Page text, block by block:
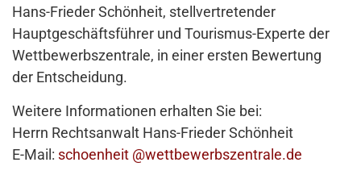
Hans-Frieder Schönheit, stellvertretender
Hauptgeschäftsführer und Tourismus-Experte der
Wettbewerbszentrale, in einer ersten Bewertung
der Entscheidung.
Weitere Informationen erhalten Sie bei:
Herrn Rechtsanwalt Hans-Frieder Schönheit
E-Mail: schoenheit @wettbewerbszentrale.de